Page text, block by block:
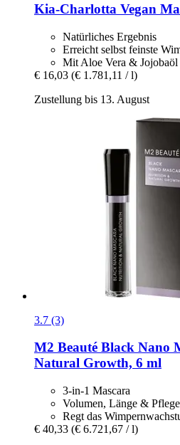
Kia-Charlotta Vegan
Natürliches Ergebnis
Erreicht selbst feinste
Mit Aloe Vera & Jojobaöl
€ 16,03 (€ 1.781,11 / l)
Zustellung bis 13. August
3.7 (3)
M2 Beauté Black Nano
Natural Growth, 6 ml
3-in-1 Mascara
Volumen, Länge & Pflege
Regt das
€ 40,33 (€ 6.721,67 / l)